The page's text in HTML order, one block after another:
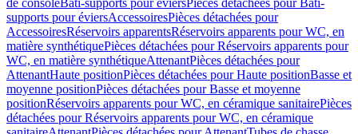
de consoleBâti-supports pour éviersPièces détachées pour Bâti-
supports pour éviersAccessoiresPièces détachées pour
AccessoiresRéservoirs apparentsRéservoirs apparents pour WC, en
matière synthétiquePièces détachées pour Réservoirs apparents pour
WC, en matière synthétiqueAttenantPièces détachées pour
AttenantHaute positionPièces détachées pour Haute positionBasse et
moyenne positionPièces détachées pour Basse et moyenne
positionRéservoirs apparents pour WC, en céramique sanitairePièces
détachées pour Réservoirs apparents pour WC, en céramique